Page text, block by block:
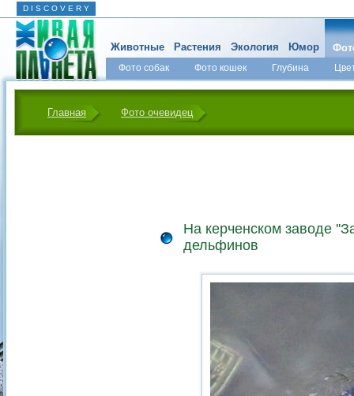
D I S C O V E R Y
Животные Растения Экология Юмор
Фото собак Фото кошек Глубина
Главная Фото очевидец
На керченском заводе
дельфинов